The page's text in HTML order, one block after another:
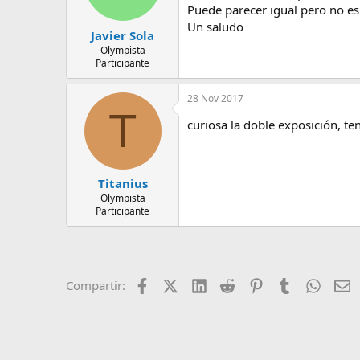
Javier Sola
Olympista
Participante
Puede parecer igual pero no
Un saludo
T
Titanius
Olympista
Participante
28 Nov 2017
curiosa la doble exposición,
Compartir: FacebookX (Twitter)
LinkedIn
Reddit PinterestTumblr